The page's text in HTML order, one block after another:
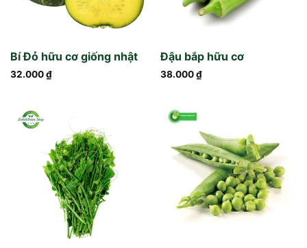
Bí Đỏ hữu cơ giống nhật
32.000₫
Đậu bắp hữu cơ
38.000₫